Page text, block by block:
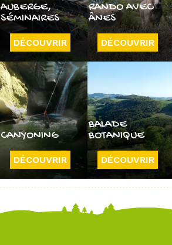
AUBERGE,
SÉMINAIRES
DÉCOUVRIR
RANDO AVEC
ÂNES
DÉCOUVRIR
CANYONING
DÉCOUVRIR
BALADE
BOTANIQUE
DÉCOUVRIR